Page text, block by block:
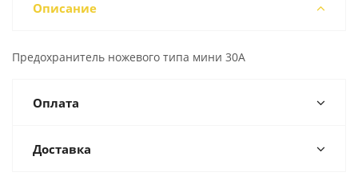
Описание
Предохранитель ножевого типа мини 30А
Оплата
Доставка